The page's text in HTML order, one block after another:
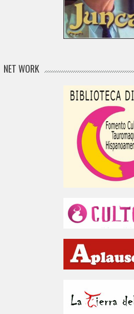
NET WORK